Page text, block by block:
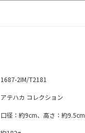
1687-2IM/T2181
アテハカ コレクション
口径：約9cm、高さ：約9.5cm